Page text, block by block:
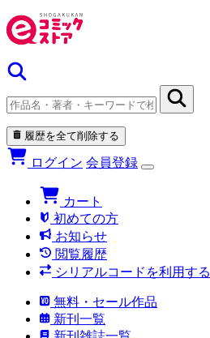
履歴を全て削除する
ログイン 会員登録
カート
初めての方
お知らせ
閲覧履歴
シリアルコードを利用する
無料・セール作品
新刊一覧